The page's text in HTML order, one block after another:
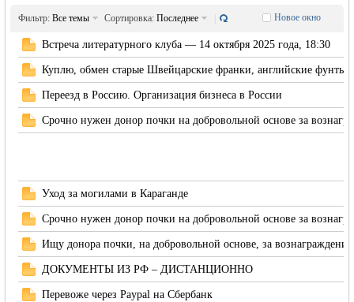
жизнь и Новое окно
Фильтр:Все темы Сортировка:Последнее
Встреча литературного клуба — 14 октября 2025 года, 18:30
Куплю, обмен старые Швейцарские франки, английские фунты
Переезд в Россию. Организация бизнеса в России
Срочно нужен донор почки на добровольной основе за
Уход за могилами в Караганде
Срочно нужен донор почки на добровольной основе за
Ищу донора почки, на добровольной основе, за
ДОКУМЕНТЫ ИЗ РФ – ДИСТАНЦИОННО
Перевоже через Paypal на Сбербанк